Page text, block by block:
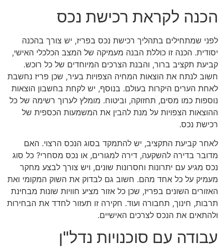
הכנה לקראת רכישת נכס
לפני שמתחילים בתהליך רכישת נכס בפריז, יש צורך בהכנה
יסודית. הכנה זו כוללת הבנה מעמיקה של המצב הכלכלי האישי,
קביעת תקציב ברור, והבנת הצרכים המיוחדים של כל רוכש.
חשוב לנתח את הוצאות המחיה הצפויות בעיר, שכן פריז נחשבת
לאחת הערים היקרות בעולם. בנוסף, יש לקחת בחשבון הוצאות
נוספות כמו מסים, תחזוקה, וביטוח. מומלץ לערוך רשימה של כל
ההוצאות הצפויות על מנת להבין את המשמעות הכספית של
רכישת נכס.
לאחר קביעת התקציב, יש להתמקד בסוג הנכס הרצוי. האם
מדובר בדירה להשקעה, דירה למגורים, או נכס מסחרי? כל סוג
נכס מגיע עם יתרונות וחסרונות שונים, ויש צורך לבצע מחקר
מעמיק על כל אחד מהם. חשוב גם לבדוק את השוק המקומי ואת
האזורים השונים בפריז, שכן כל אזור מציע חוויות שונות מבחינת
תרבות, חינוך, תחבורה ועוד. חקירה זו תעזור לחדד את הבחירות
ולהתאים את הנכס לצרכים האישיים.
עבודה עם סוכנויות נדל"ן